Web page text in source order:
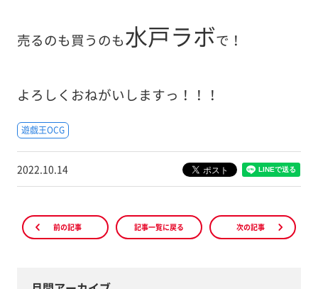
売るのも買うのも水戸ラボで！
よろしくおねがいしますっ！！！
遊戯王OCG
2022.10.14
前の記事 記事一覧に戻る 次の記事